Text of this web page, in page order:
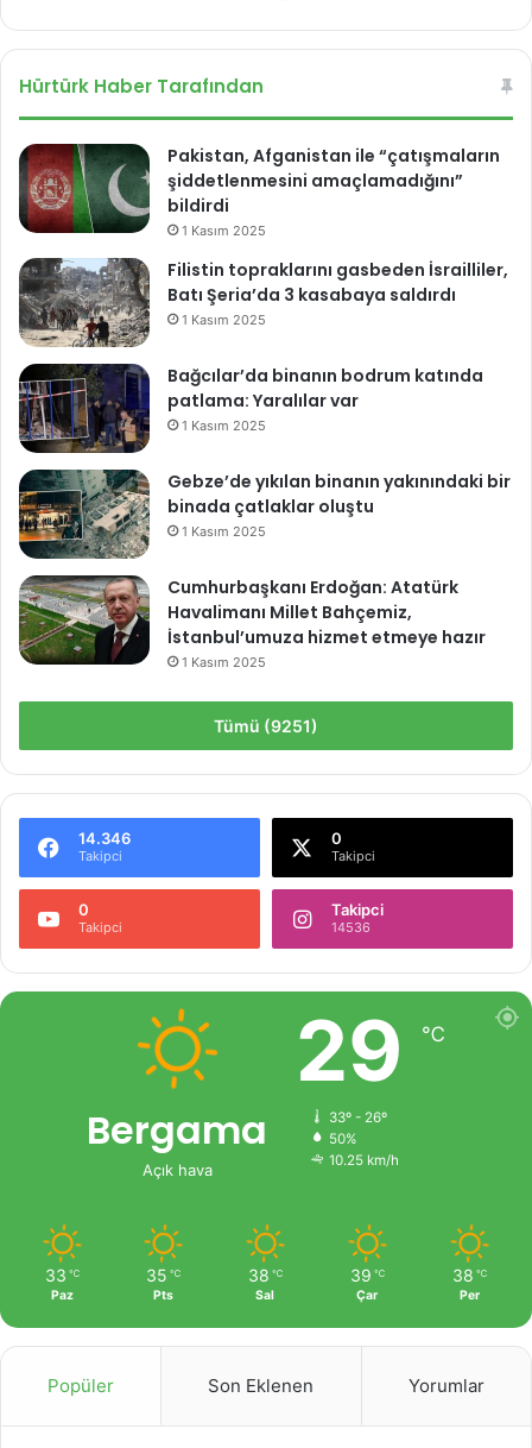
sit bo
Hürtürk Haber Tarafından
Pakistan, Afganistan ile “çatışmaların
şiddetlenmesini amaçlamadığını”
bildirdi
1 Kasım 2025
Filistin topraklarını gasbeden İsrailliler,
Batı Şeria’da 3 kasabaya saldırdı
1 Kasım 2025
Bağcılar’da binanın bodrum katında
patlama: Yaralılar var
1 Kasım 2025
Gebze’de yıkılan binanın yakınındaki bir
binada çatlaklar oluştu
1 Kasım 2025
Cumhurbaşkanı Erdoğan: Atatürk
Havalimanı Millet Bahçemiz,
İstanbul’umuza hizmet etmeye hazır
1 Kasım 2025
Tümü (9251)
14.346
Takipci
0
Takipci
0
Takipci
Takipci
14536
Bergama
Açık hava
29 ℃
33º - 26º
50%
10.25 km/h
33 ℃
Paz
35 ℃
Pts
38 ℃
Sal
39 ℃
Çar
38 ℃
Per
Popüler Son Eklenen Yorumlar